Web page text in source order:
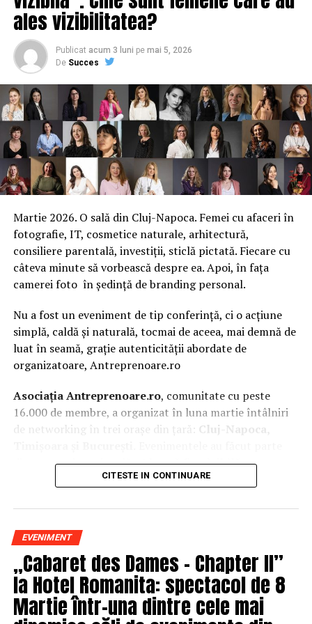
– 25.678”.
ARTICOLE PE ACEIASI TEMA: PRIMA
S-a decis SOARTA lui Dragnea. Ce au stabilit membrii
PSD?
NU RATATI
România este vizată! Rușii sunt cu ochii pe noi. Deja au
instalat rachetele
ales vizibilitatea?
Publicat acum 3 luni pe mai 5, 2026
De Succes
Martie 2026. O sală din Cluj-Napoca. Femei cu afaceri în
fotografie, IT, cosmetice naturale, arhitectură,
consiliere parentală, investiții, sticlă pictată. Fiecare cu
câteva minute să vorbească despre ea. Apoi, în fața
camerei foto în ședință de branding personal.
Nu a fost un eveniment de tip conferință, ci o acțiune
simplă, caldă și naturală, tocmai de aceea, mai demnă de
luat în seamă, grație autenticității abordate de
organizatoare, Antreprenoare.ro
Asociația Antreprenoare.ro, comunitate cu peste
16.000 de membre, a organizat în luna martie întâlniri
de networking în trei orașe din țară:
Cluj-Napoca,
campania națională„Aleg să fiu vizibilă„, o
inițiativă care combină sesiuni de fotografie de brand
prezentă, cu numele tău și cu afacerea ta, în spațiul
public.
La Cluj-Napoca, sesiunile foto au fost susținute de doi
fotografi profesioniști:Valentina Mihalache
(lightsun.ro) șiDeni Sîrb(DA Studio). Valentina a venit
cu 18 ani de carieră în vânzări în spate și o tranziție
CITESTE IN CONTINUARE
EVENIMENT
„Cabaret des Dames – Chapter II”
la Hotel Romanita: spectacol de 8
Martie într-una dintre cele mai